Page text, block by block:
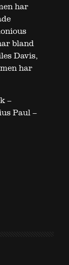
har
bland
Davis,
har
–
Paul –